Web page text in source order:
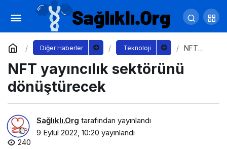
Diğer Haberler Teknoloji
NFT
NFT yayıncılık sektörünü
dönüştürecek
Sağlıklı.Org tarafından yayınlandı
9 Eylül 2022, 10:20 yayınlandı
240
TikTok şiddet içeren aşırıcılığa karşı yeni iş
birliğini duyurdu
Yorum Yap Paylaş